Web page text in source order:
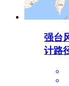
强台
计路